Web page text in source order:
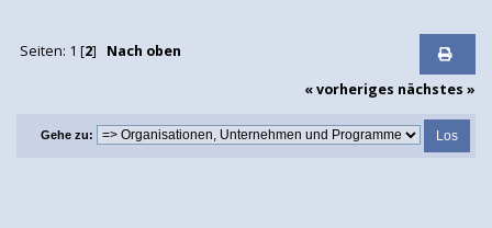
Seiten: 1 [2] Nach oben
« vorheriges nächstes »
Gehe zu: